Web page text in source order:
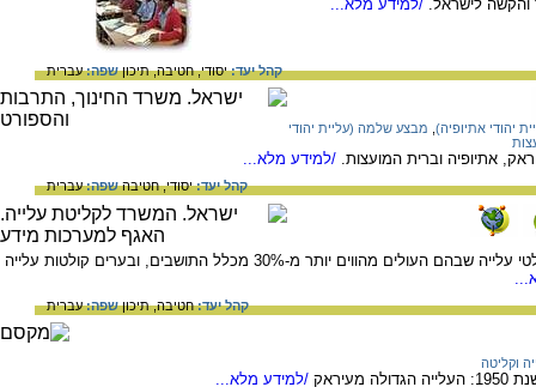
והקשה לישראל. /למידע מלא...
קהל יעד:יסודי,חטיבה,תיכוןשפה:עברית
יהודי אתיופיה) מבצע שלמה (עליית יהודי
אתיופיה וברית המועצות. /למידע מלא...
קהל יעד:יסודי,חטיבהשפה:עברית
נתונים על אחוז העולים ומספרם ביישובים קולטי עלייה שבהם העולים מהווים יותר מ-30% מכלל התושבים, ובערים קולטות עלייה
קהל יעד:חטיבה,תיכוןשפה:עברית
וקליטה
/למידע מלא...